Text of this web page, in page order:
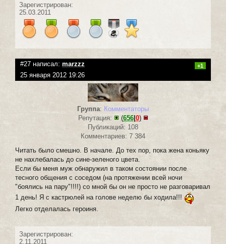
Зарегистрирован:
25.03.2011
#27 написал: marzzz +1
25 января 2012 19:26
Группа: Комментаторы
Репутация:
(656|0)
Публикаций: 108
Комментариев: 7 384
Читать было смешно. В начале. До тех пор, пока жена коньяку
не нахлебалась до сине-зеленого цвета.
Если бы меня муж обнаружил в таком состоянии после
тесного общения с соседом (на протяжении всей ночи
"боялись на пару"!!!!) со мной бы он не просто не разговаривал
1 день! Я с кастрюлей на голове неделю бы ходила!!!
Легко отделалась героиня.
Зарегистрирован:
2.11.2011